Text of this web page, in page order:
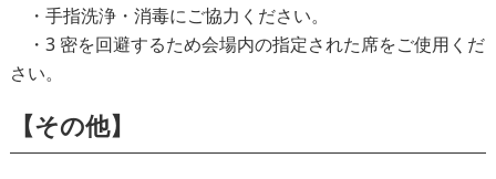
・手指洗浄・消毒にご協力ください。
・3 密を回避するため会場内の指定された席をご使用くだ
さい。
【その他】